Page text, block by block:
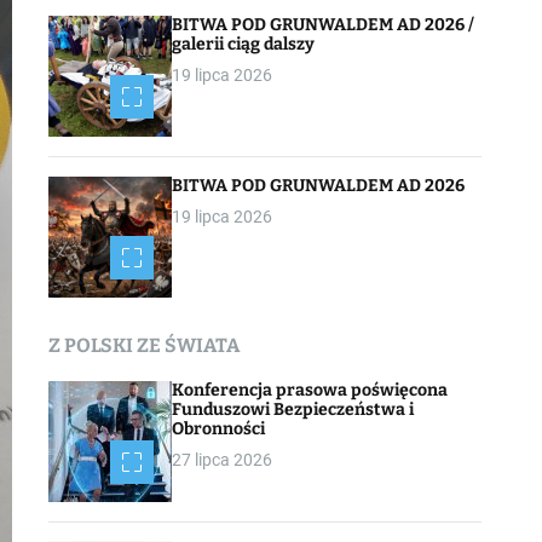
BITWA POD GRUNWALDEM AD 2026 /
galerii ciąg dalszy
19 lipca 2026
BITWA POD GRUNWALDEM AD 2026
19 lipca 2026
Z POLSKI ZE ŚWIATA
Konferencja prasowa poświęcona
Funduszowi Bezpieczeństwa i
Obronności
27 lipca 2026